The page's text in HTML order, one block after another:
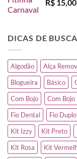
R$ 15,00
DICAS DE BUSCA
Algodão Alça
Blogueira
Básico
Com Bojo
Com
Fio Dental
Fio Duplo
Kit Izzy
Kit Preto
Kit Rosa
Kit